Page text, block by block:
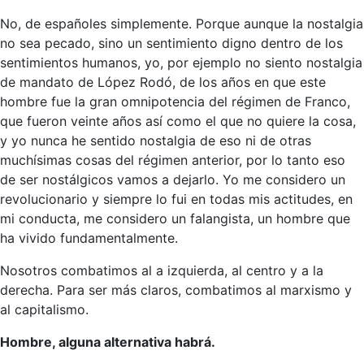
No, de españoles simplemente. Porque aunque la nostalgia
no sea pecado, sino un sentimiento digno dentro de los
sentimientos humanos, yo, por ejemplo no siento nostalgia
de mandato de López Rodó, de los años en que este
hombre fue la gran omnipotencia del régimen de Franco,
que fueron veinte años así como el que no quiere la cosa,
y yo nunca he sentido nostalgia de eso ni de otras
muchísimas cosas del régimen anterior, por lo tanto eso
de ser nostálgicos vamos a dejarlo. Yo me considero un
revolucionario y siempre lo fui en todas mis actitudes, en
mi conducta, me considero un falangista, un hombre que
ha vivido fundamentalmente.
Nosotros combatimos al a izquierda, al centro y a la
derecha. Para ser más claros, combatimos al marxismo y
al capitalismo.
Hombre, alguna alternativa habrá.